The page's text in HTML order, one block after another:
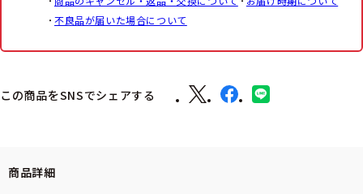
不良品が届いた場合について
この商品をSNSでシェアする
商品詳細